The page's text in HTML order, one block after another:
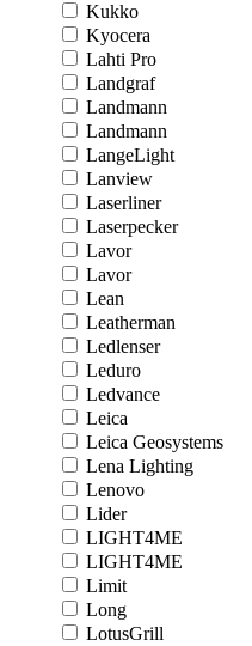
Kukko
Kyocera
Lahti Pro
Landgraf
Landmann
Landmann
LangeLight
Lanview
Laserliner
Laserpecker
Lavor
Lavor
Lean
Leatherman
Ledlenser
Leduro
Ledvance
Leica
Leica Geosystems
Lena Lighting
Lenovo
Lider
LIGHT4ME
LIGHT4ME
Limit
Long
LotusGrill